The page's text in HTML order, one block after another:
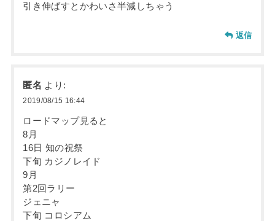
引き伸ばすとかわいさ半減しちゃう
返信
匿名 より:
2019/08/15 16:44
ロードマップ見ると
8月
16日 知の祝祭
下旬 カジノレイド
9月
第2回ラリー
ジェニャ
下旬 コロシアム